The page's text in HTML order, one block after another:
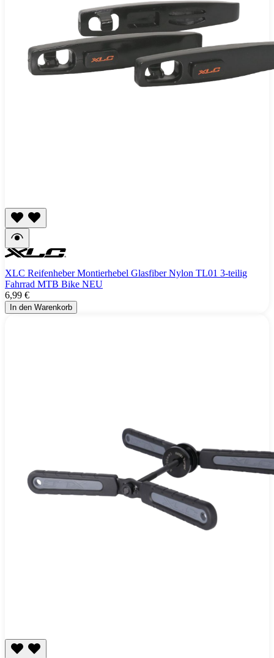
XLC Reifenheber Montierhebel Glasfiber Nylon TL01 3-teilig
Fahrrad MTB Bike NEU
6,99 €
In den Warenkorb